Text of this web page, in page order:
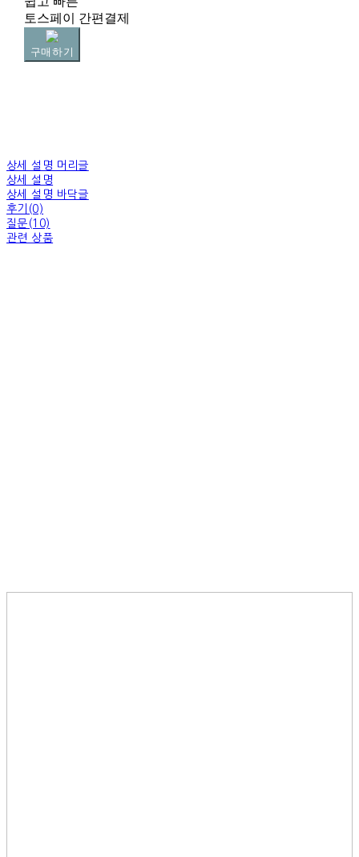
토스페이 간편결제
구매하기
상세 설명 머리글
상세 설명
상세 설명 바닥글
후기(0)
질문(10)
관련 상품